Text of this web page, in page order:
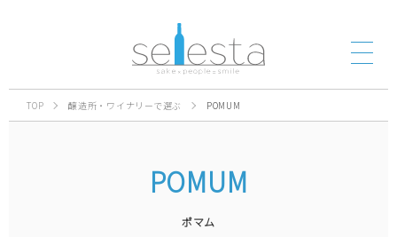
TOP 醸造所・ワイナリーで選ぶ POMUM
POMUM
ポマム